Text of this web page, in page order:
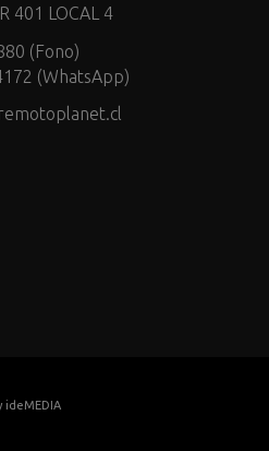
401 LOCAL 4
(Fono)
(WhatsApp)
ideMEDIA